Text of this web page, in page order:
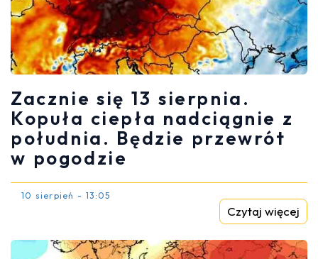
Zacznie się 13 sierpnia.
Kopuła ciepła nadciągnie z
południa. Będzie przewrót
w pogodzie
10 sierpień - 13:05
Czytaj więcej